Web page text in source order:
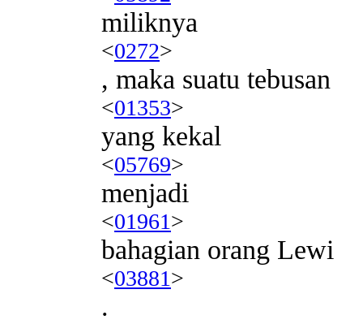
miliknya
<0272>
, maka suatu tebusan
<01353>
yang kekal
<05769>
menjadi
<01961>
bahagian orang Lewi
<03881>
.